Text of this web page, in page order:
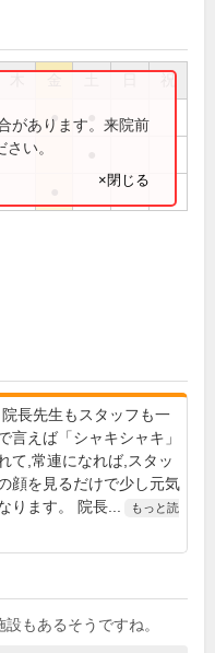
祝
●
があります。来院前
い。
×閉じる
院長先生もスタッフも一
言えば「シャキシャキ」
て,常連になれば,スタッ
顔を見るだけで少し元気
ります。 院長...
もっと読
もあるそうですね。